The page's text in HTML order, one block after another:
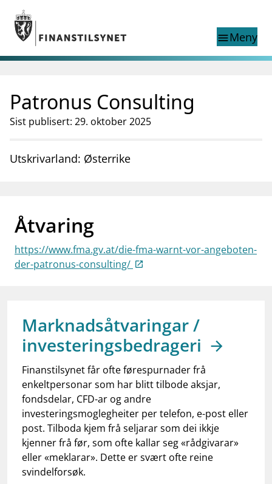
Gå til hovedinnhold
Gå til søkesiden
menuMeny
nettstedet
English
English
English home page
Tilsyn
Finanstilsynets registre
businessOm Finanstilsynet
mail_outlineKontakt oss
notifications_noneAbonner på nyhetsvarsel
Patronus Consulting
Sist publisert: 29. oktober 2025
Utskrivarland: Østerrike
Åtvaring
https://www.fma.gv.at/die-fma-warnt-vor-angeboten-
der-patronus-consulting/
Marknadsåtvaringar /
investeringsbedrageri
Finanstilsynet får ofte førespurnader frå
enkeltpersonar som har blitt tilbode aksjar,
fondsdelar, CFD-ar og andre
investeringsmoglegheiter per telefon, e-post eller
post. Tilboda kjem frå seljarar som dei ikkje
kjenner frå før, som ofte kallar seg «rådgivarar»
eller «meklarar». Dette er svært ofte reine
svindelforsøk.